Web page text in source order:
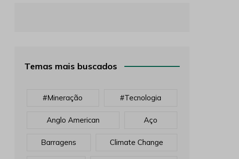
Temas mais buscados
#mineração #tecnologia
Anglo American Aço
Barragens Climate Change